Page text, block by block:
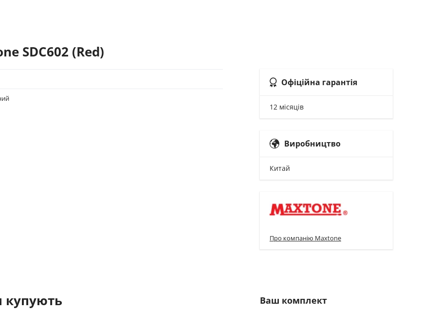
SDC602 (Red)
Офіційна гарантія
12 місяців
Виробництво
Китай
Про компанію Maxtone
купують Ваш комплект